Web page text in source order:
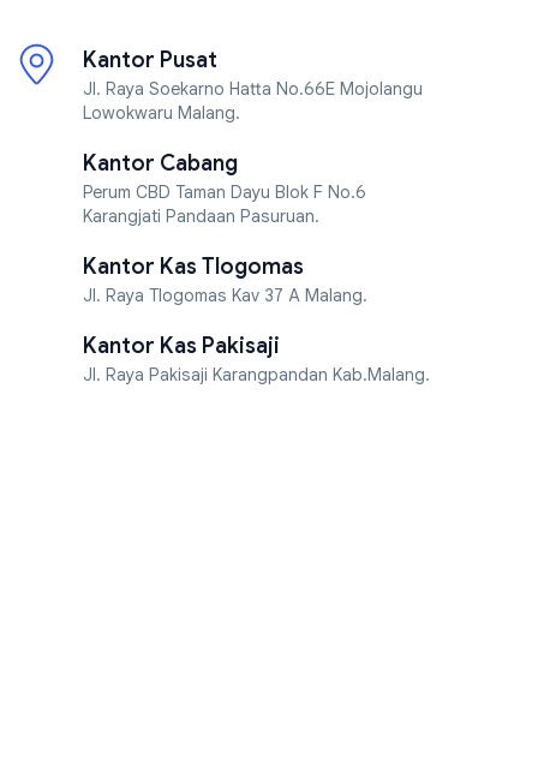
Kantor Pusat
Jl. Raya Soekarno Hatta No.66E Mojolangu
Lowokwaru Malang.
Kantor Cabang
Perum CBD Taman Dayu Blok F No.6
Karangjati Pandaan Pasuruan.
Kantor Kas Tlogomas
Jl. Raya Tlogomas Kav 37 A Malang.
Kantor Kas Pakisaji
Jl. Raya Pakisaji Karangpandan Kab.Malang.